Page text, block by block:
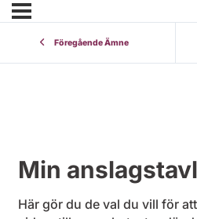
Föregående Ämne
Min
Här gör du de val du vill för